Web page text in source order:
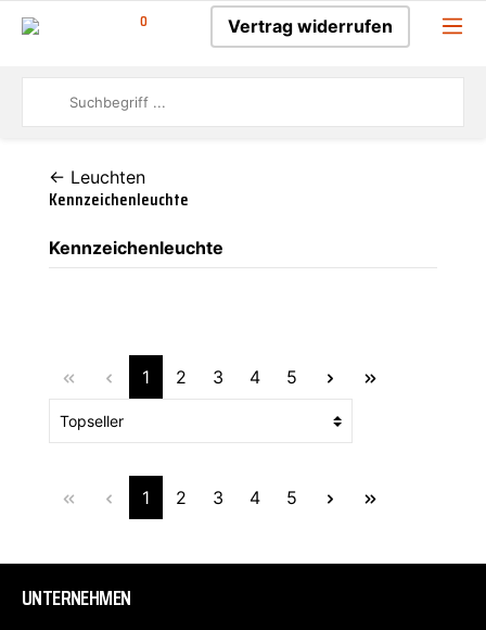
0 Vertrag widerrufen
← Leuchten
Kennzeichenleuchte
Kennzeichenleuchte
1 2 3 4 5
1 2 3 4 5
UNTERNEHMEN